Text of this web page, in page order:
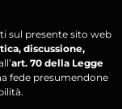
sul presente sito web
discussione,
art. 70 della Legge
fede presumendone